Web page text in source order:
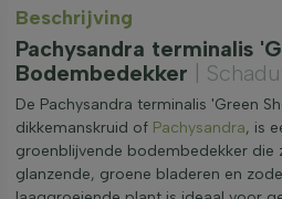
Beschrijving
Pachysandra terminalis
Bodembedekker
|
De Pachysandra terminalis 'Green
dikkemanskruid of Pachysandra, is
groenblijvende bodembedekker die
glanzende, groene bladeren en